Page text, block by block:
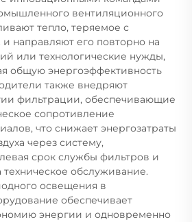
вентиляционного
тепло, теряемое с
направляют его повторно на
или технологические нужды,
общую энергоэффективность
также внедряют
фильтрации, обеспечивающие
сопротивление
что снижает энергозатраты
через систему,
срок службы фильтров и
техническое обслуживание.
освещения в
обеспечивает
энергии и одновременно